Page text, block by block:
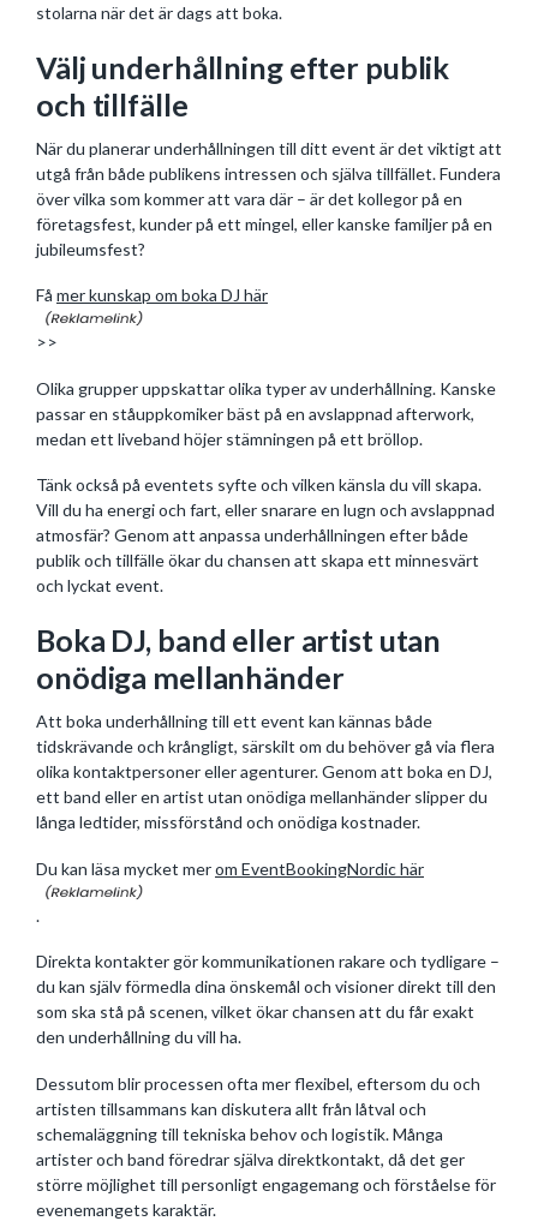
stolarna när det är dags att boka.
Välj underhållning efter publik
och tillfälle
När du planerar underhållningen till ditt event är det viktigt att
utgå från både publikens intressen och själva tillfället. Fundera
över vilka som kommer att vara där – är det kollegor på en
företagsfest, kunder på ett mingel, eller kanske familjer på en
jubileumsfest?
Få mer kunskap om boka DJ här
>>
Olika grupper uppskattar olika typer av underhållning. Kanske
passar en ståuppkomiker bäst på en avslappnad afterwork,
medan ett liveband höjer stämningen på ett bröllop.
Tänk också på eventets syfte och vilken känsla du vill skapa.
Vill du ha energi och fart, eller snarare en lugn och avslappnad
atmosfär? Genom att anpassa underhållningen efter både
publik och tillfälle ökar du chansen att skapa ett minnesvärt
och lyckat event.
Boka DJ, band eller artist utan
onödiga mellanhänder
Att boka underhållning till ett event kan kännas både
tidskrävande och krångligt, särskilt om du behöver gå via flera
olika kontaktpersoner eller agenturer. Genom att boka en DJ,
ett band eller en artist utan onödiga mellanhänder slipper du
långa ledtider, missförstånd och onödiga kostnader.
Du kan läsa mycket merom EventBookingNordic här
.
Direkta kontakter gör kommunikationen rakare och tydligare –
du kan själv förmedla dina önskemål och visioner direkt till den
som ska stå på scenen, vilket ökar chansen att du får exakt
den underhållning du vill ha.
Dessutom blir processen ofta mer flexibel, eftersom du och
artisten tillsammans kan diskutera allt från låtval och
schemaläggning till tekniska behov och logistik. Många
artister och band föredrar själva direktkontakt, då det ger
större möjlighet till personligt engagemang och förståelse för
evenemangets karaktär.